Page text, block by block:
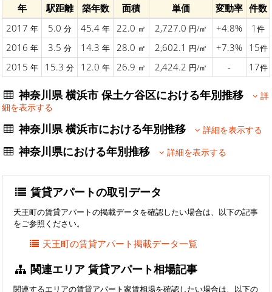
年 駅距離 築年数 面積 単価 変動率 件数
2017 年 5.0 分 45.4 年 22.0 ㎡ 2,727.0 円/㎡ +4.8% 1 件
2016 年 3.5 分 14.3 年 28.0 ㎡ 2,602.1 円/㎡ +7.3% 15件
2015 年 15.3 分 12.0 年 26.9 ㎡ 2,424.2 円/㎡ - 17件
神奈川県 横浜市 保土ケ谷区における年別推移
詳
細を表示する
神奈川県 横浜市における年別推移 詳細を表示する
神奈川県における年別推移 詳細を表示する
賃貸アパートの取引データ
天王町の賃貸アパートの掲載データを確認したい場合は、以下の記事
をご参照ください。
天王町の賃貸アパート掲載データ一覧
関連エリア 賃貸アパート相場記事
関連するエリアの賃貸アパート家賃相場を確認したい場合は、以下の